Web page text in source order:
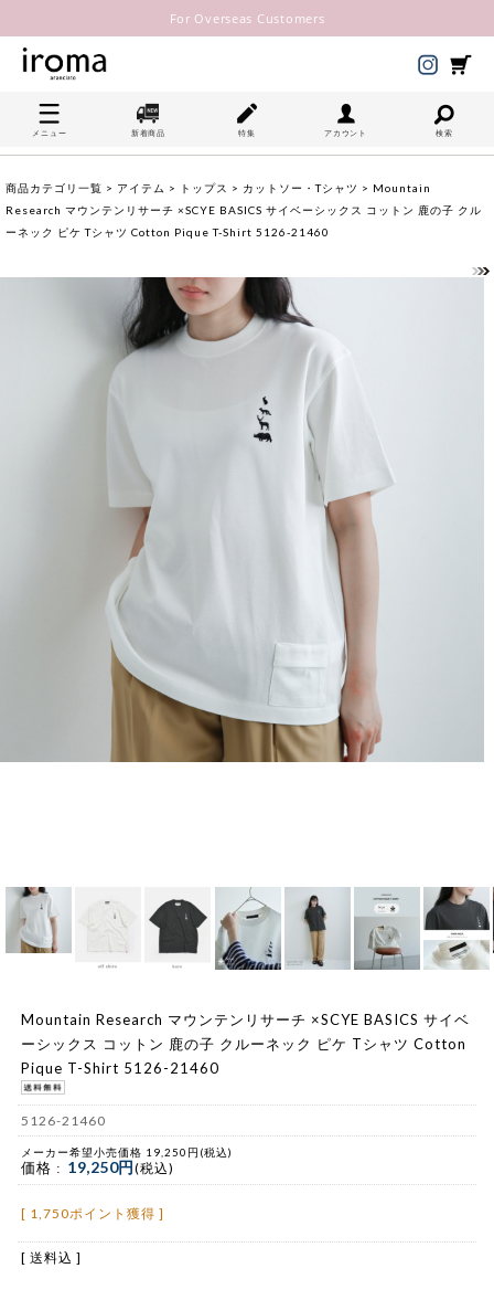
For Overseas Customers
メニュー 新着商品 特集 アカウント 検索
商品カテゴリ一覧 > アイテム > トップス > カットソー・Tシャツ > Mountain
Research マウンテンリサーチ ×SCYE BASICS サイベーシックス コットン 鹿の子 クル
ーネック ピケ Tシャツ Cotton Pique T-Shirt 5126-21460
Mountain Research マウンテンリサーチ ×SCYE BASICS サイベ
ーシックス コットン 鹿の子 クルーネック ピケ Tシャツ Cotton
Pique T-Shirt 5126-21460
5126-21460
メーカー希望小売価格 19,250円(税込)
価格 : 19,250円(税込)
[ 1,750ポイント獲得 ]
[ 送料込 ]